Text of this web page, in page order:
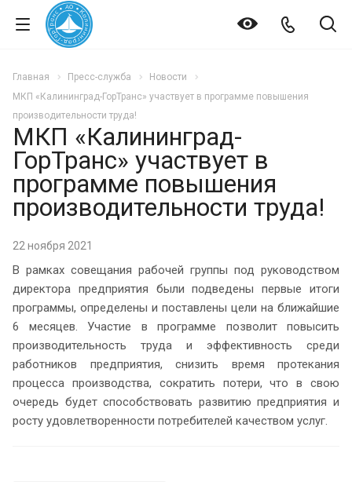
Главная Пресс-служба
Новости
МКП «Калининград-ГорТранс» участвует в программе повышения
производительности труда!
МКП «Калининград-
ГорТранс» участвует в
программе повышения
производительности труда!
22 ноября 2021
В рамках совещания рабочей группы под руководством
директора предприятия были подведены первые итоги
программы, определены и поставлены цели на ближайшие
6 месяцев. Участие в программе позволит повысить
производительность труда и эффективность среди
работников предприятия, снизить время протекания
процесса производства, сократить потери, что в свою
очередь будет способствовать развитию предприятия и
росту удовлетворенности потребителей качеством услуг.